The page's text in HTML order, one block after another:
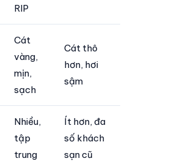
RIP
Cát
vàng,
mịn,
sạch
Cát thô
hơn, hơi
sậm
Nhiều,
tập
trung
Ít hơn, đa
số khách
sạn cũ